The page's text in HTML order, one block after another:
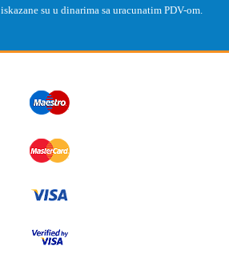
su u dinarima sa uracunatim PDV-om.